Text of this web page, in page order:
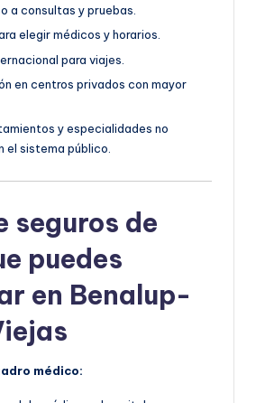
a consultas y pruebas.
elegir médicos y horarios.
para viajes.
en centros privados con mayor
y especialidades no
el sistema público.
seguros de
puedes
en Benalup-
médico: